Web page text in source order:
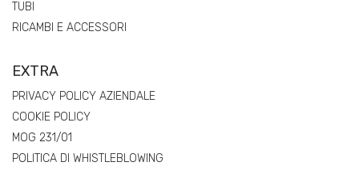
TUBI
RICAMBI E ACCESSORI
EXTRA
PRIVACY POLICY AZIENDALE
COOKIE POLICY
MOG 231/01
POLITICA DI WHISTLEBLOWING